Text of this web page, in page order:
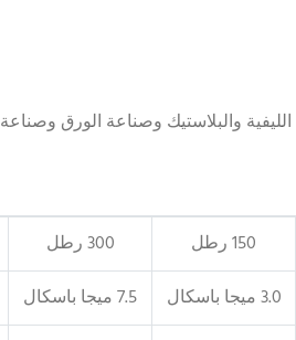
والبلاستيك وصناعة الورق
150 رطل 300 رطل
3.0 ميجا باسكال 7.5 ميجا باسكال